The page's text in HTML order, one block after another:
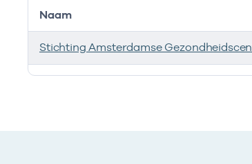
Deze onderneming heeft een relatie met
Naam
Stichting Amsterdamse